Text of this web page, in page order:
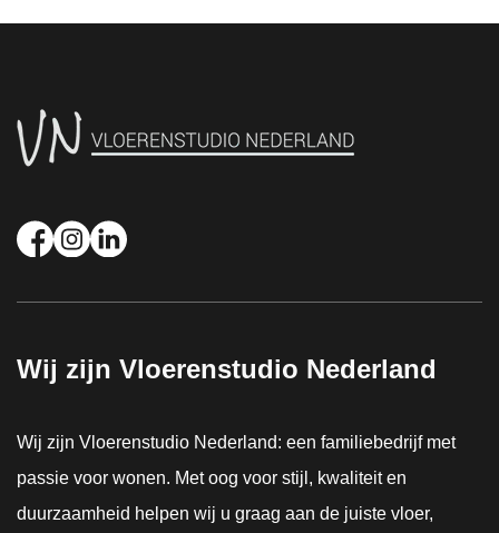
Wij zijn Vloerenstudio Nederland
Wij zijn Vloerenstudio Nederland: een familiebedrijf met
passie voor wonen. Met oog voor stijl, kwaliteit en
duurzaamheid helpen wij u graag aan de juiste vloer,